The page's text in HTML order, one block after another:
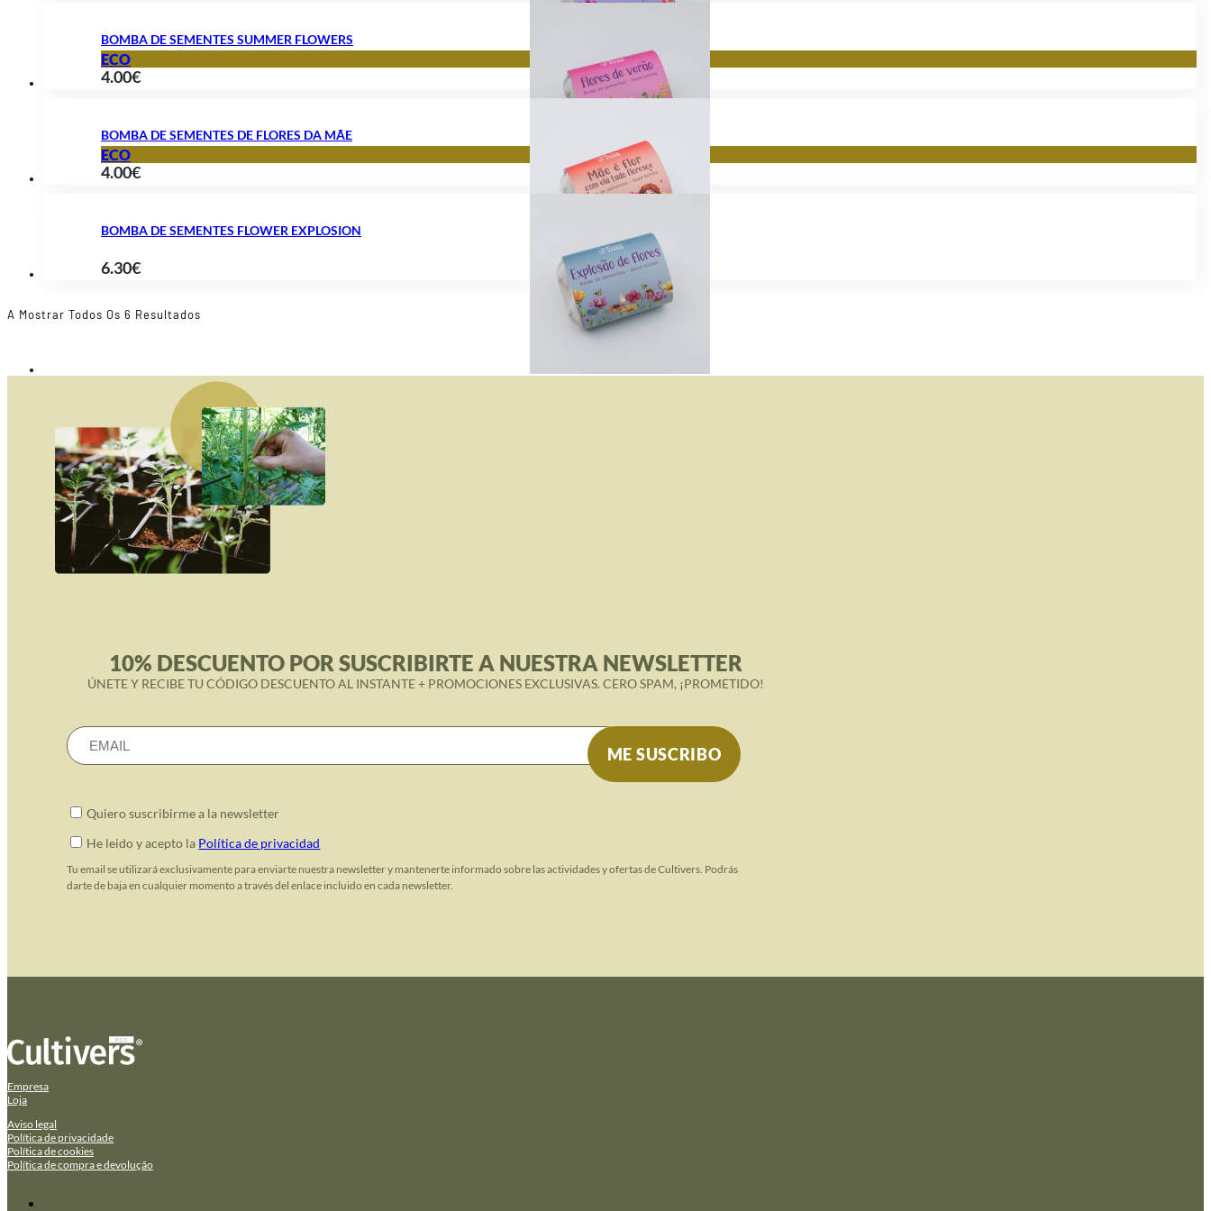
BOMBA DE SEMENTES SUMMER FLOWERS
4.00€
ECO
BOMBA DE SEMENTES DE FLORES DA MÃE
4.00€
ECO
BOMBA DE SEMENTES FLOWER EXPLOSION
6.30€
A Mostrar Todos Os 6 Resultados
10% DESCUENTO POR SUSCRIBIRTE A NUESTRA NEWSLETTER
ÚNETE Y RECIBE TU CÓDIGO DESCUENTO AL INSTANTE + PROMOCIONES EXCLUSIVAS. CERO SPAM, ¡PROMETIDO!
Quiero suscribirme a la newsletter
He leido y acepto la Política de privacidad
Tu email se utilizará exclusivamente para enviarte nuestra newsletter y mantenerte informado sobre las actividades y ofertas de Cultivers. Podrás
darte de baja en cualquier momento a través del enlace incluido en cada newsletter.
Empresa
Loja
Aviso legal
Política de privacidade
Política de cookies
Política de compra e devolução